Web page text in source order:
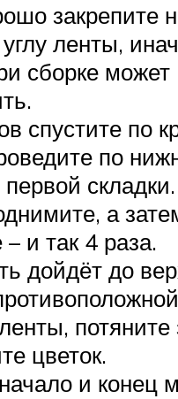
закрепите
ленты,
сборке может
спустите по
по
складки.
а
– и так 4 раза.
дойдёт до
потяните
цветок.
и конец